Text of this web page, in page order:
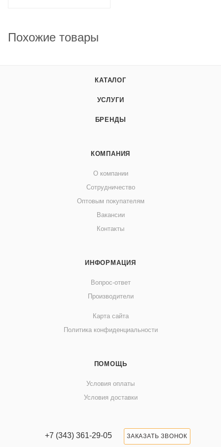
Похожие товары
КАТАЛОГ
УСЛУГИ
БРЕНДЫ
КОМПАНИЯ
О компании
Сотрудничество
Оптовым покупателям
Вакансии
Контакты
ИНФОРМАЦИЯ
Вопрос-ответ
Производители
Карта сайта
Политика конфиденциальности
ПОМОЩЬ
Условия оплаты
Условия доставки
+7 (343) 361-29-05 ЗАКАЗАТЬ ЗВОНОК